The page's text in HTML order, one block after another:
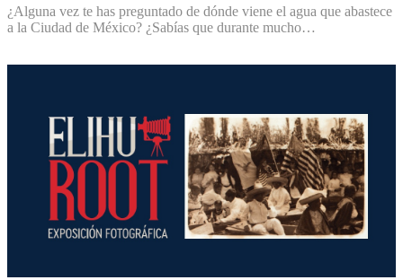
¿Alguna vez te has preguntado de dónde viene el agua que abastece
a la Ciudad de México? ¿Sabías que durante mucho…